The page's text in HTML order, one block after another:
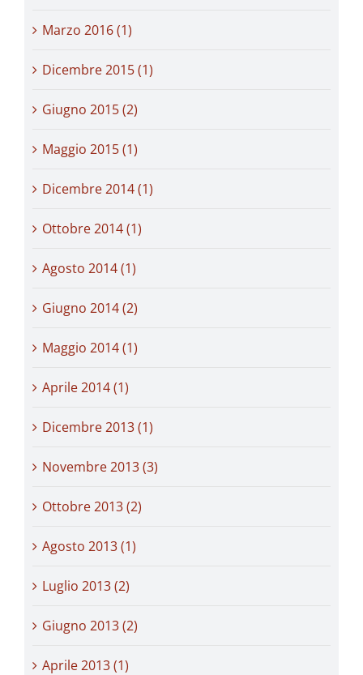
Marzo 2016 (1)
Dicembre 2015 (1)
Giugno 2015 (2)
Maggio 2015 (1)
Dicembre 2014 (1)
Ottobre 2014 (1)
Agosto 2014 (1)
Giugno 2014 (2)
Maggio 2014 (1)
Aprile 2014 (1)
Dicembre 2013 (1)
Novembre 2013 (3)
Ottobre 2013 (2)
Agosto 2013 (1)
Luglio 2013 (2)
Giugno 2013 (2)
Aprile 2013 (1)